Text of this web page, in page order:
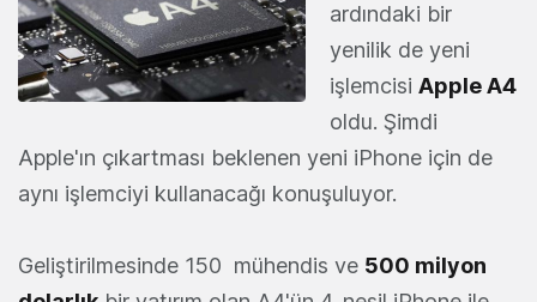
ardındaki bir
yenilik de yeni
işlemcisi Apple A4
oldu. Şimdi
Apple'ın çıkartması beklenen yeni iPhone için de
aynı işlemciyi kullanacağı konuşuluyor.
Geliştirilmesinde 150 mühendis ve 500 milyon